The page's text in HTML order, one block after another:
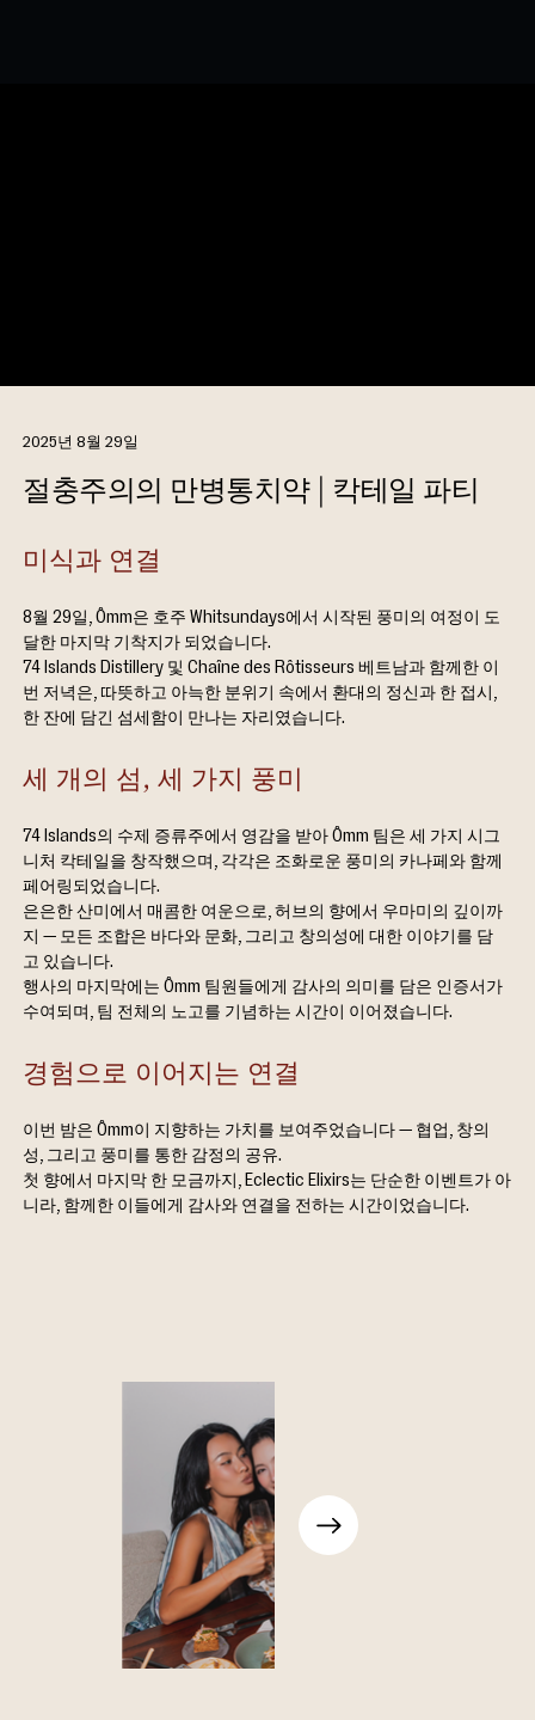
2025년 8월 29일
절충주의의 만병통치약 | 칵테일 파티
미식과 연결
8월 29일, Ômm은 호주 Whitsundays에서 시작된 풍미의 여정이 도
달한 마지막 기착지가 되었습니다.
74 Islands Distillery 및 Chaîne des Rôtisseurs 베트남과 함께한 이
번 저녁은, 따뜻하고 아늑한 분위기 속에서 환대의 정신과 한 접시,
한 잔에 담긴 섬세함이 만나는 자리였습니다.
세 개의 섬, 세 가지 풍미
74 Islands의 수제 증류주에서 영감을 받아 Ômm 팀은 세 가지 시그
니처 칵테일을 창작했으며, 각각은 조화로운 풍미의 카나페와 함께
페어링되었습니다.
은은한 산미에서 매콤한 여운으로, 허브의 향에서 우마미의 깊이까
지 — 모든 조합은 바다와 문화, 그리고 창의성에 대한 이야기를 담
고 있습니다.
행사의 마지막에는 Ômm 팀원들에게 감사의 의미를 담은 인증서가
수여되며, 팀 전체의 노고를 기념하는 시간이 이어졌습니다.
경험으로 이어지는 연결
이번 밤은 Ômm이 지향하는 가치를 보여주었습니다 — 협업, 창의
성, 그리고 풍미를 통한 감정의 공유.
첫 향에서 마지막 한 모금까지, Eclectic Elixirs는 단순한 이벤트가 아
니라, 함께한 이들에게 감사와 연결을 전하는 시간이었습니다.